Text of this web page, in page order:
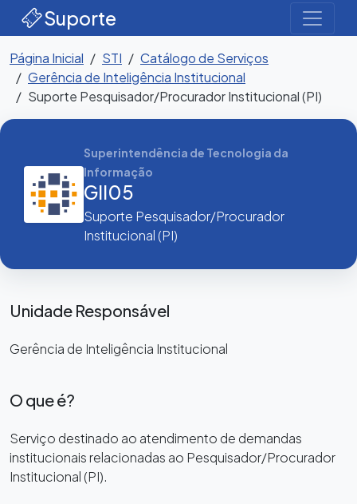
Suporte
Página Inicial STI
Catálogo de Serviços
Gerência de Inteligência Institucional
Suporte Pesquisador/Procurador Institucional (PI)
Superintendência de Tecnologia da
Informação
GII05
Suporte Pesquisador/Procurador
Institucional (PI)
Unidade Responsável
Gerência de Inteligência Institucional
O que é?
Serviço destinado ao atendimento de demandas
institucionais relacionadas ao Pesquisador/Procurador
Institucional (PI).